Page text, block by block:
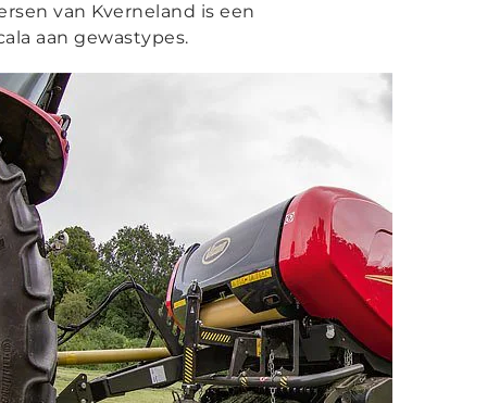
van Kverneland is een
aan gewastypes.